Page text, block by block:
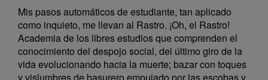
Mis pasos automáticos de estudiante, tan aplicado
como inquieto, me llevan al Rastro. ¡Oh, el Rastro!
Academia de los libres estudios que comprenden el
conocimiento del despojo social, del último giro de la
vida evolucionando hacia la muerte; bazar con toques